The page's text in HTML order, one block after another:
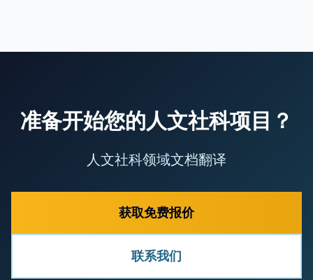
准备开始您的人文社科项目？
人文社科领域文档翻译
获取免费报价
联系我们